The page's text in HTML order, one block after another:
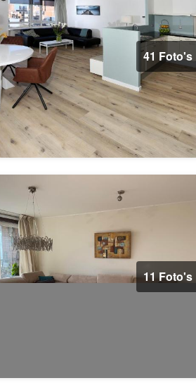
41 Foto's
11 Foto's